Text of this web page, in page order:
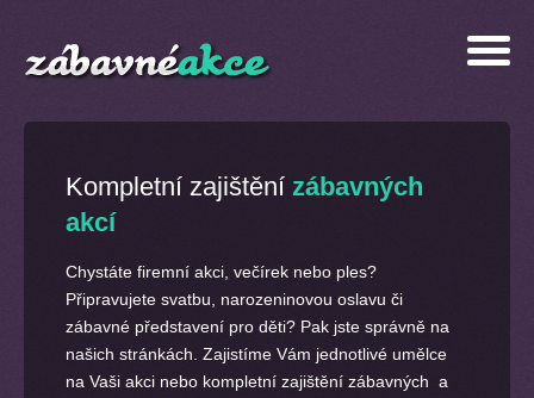
Kompletní zajištění zábavných
akcí
Chystáte firemní akci, večírek nebo ples?
Připravujete svatbu, narozeninovou oslavu či
zábavné představení pro děti? Pak jste správně na
našich stránkách. Zajistíme Vám jednotlivé umělce
na Vaši akci nebo kompletní zajištění zábavných a